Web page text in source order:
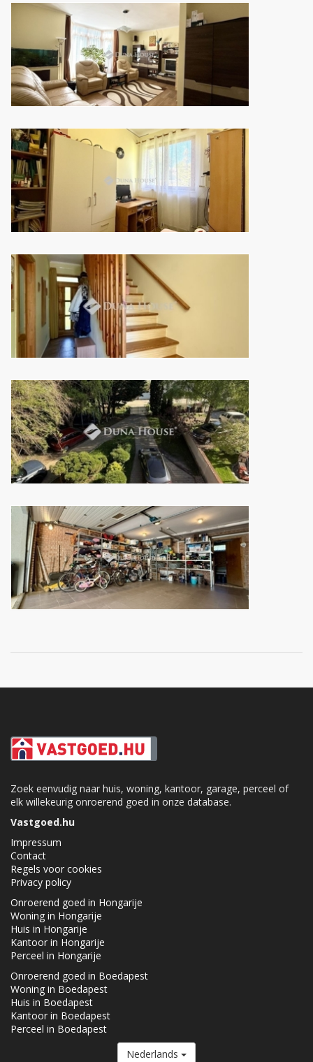
Zoek eenvudig naar huis, woning, kantoor, garage, perceel of
elk willekeurig onroerend goed in onze database.
Vastgoed.hu
Impressum
Contact
Regels voor cookies
Privacy policy
Onroerend goed in Hongarije
Woning in Hongarije
Huis in Hongarije
Kantoor in Hongarije
Perceel in Hongarije
Onroerend goed in Boedapest
Woning in Boedapest
Huis in Boedapest
Kantoor in Boedapest
Perceel in Boedapest
Nederlands